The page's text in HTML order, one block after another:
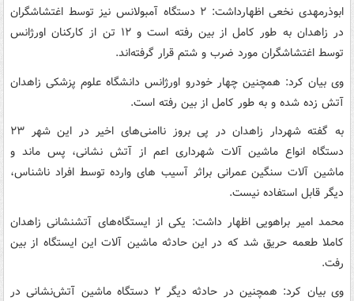
ابوذرمهدی نخعی اظهارداشت: ۲ دستگاه آمبولانس نیز توسط اغتشاشگران
در زاهدان به طور کامل از بین رفته است و ۱۲ تن از کارکنان اورژانس
توسط اغتشاشگران مورد ضرب و شتم قرار گرفته‌اند.
وی بیان کرد: همچنین چهار خودرو اورژانس دانشگاه علوم پزشکی زاهدان
آتش زده شده و به طور کامل از بین رفته است.
به گفته شهردار زاهدان در پی بروز ناامنی‌های اخیر در این شهر ۲۳
دستگاه انواع ماشین آلات شهرداری اعم از آتش نشانی، پس ماند و
ماشین آلات سنگین عمرانی براثر آسیب های وارده توسط افراد ناشناس،
دیگر قابل استفاده نیست.
محمد امیر براهویی اظهار داشت: یکی از ایستگاه‌های آتشنشانی زاهدان
کاملا طعمه حریق شد که در این حادثه ماشین آلات این ایستگاه از بین
رفت.
وی بیان کرد: همچنین در حادثه دیگر ۲ دستگاه ماشین آتش‌نشانی در